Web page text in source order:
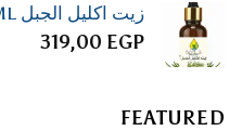
زيت اكليل الجبل Rosemary Oil 30ML
319,00 EGP
FEATURED